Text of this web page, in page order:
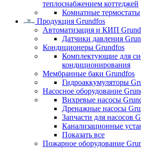
теплоснабжением коттеджей
Комнатные термостаты
Продукция Grundfos
Автоматизация и КИП
Датчики давления
Кондиционеры Grundfos
Комплектующие для
кондиционирования
Мембранные баки Grundfos
Гидроаккумуляторы
Насосное оборудование
Вихревые насосы
Дренажные насосы
Запчасти для насосов
Канализационные
Показать все
Пожарное оборудование